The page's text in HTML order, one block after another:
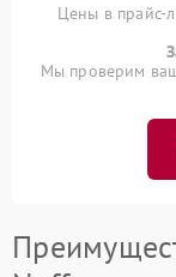
Цены в прайс-
Мы проверим